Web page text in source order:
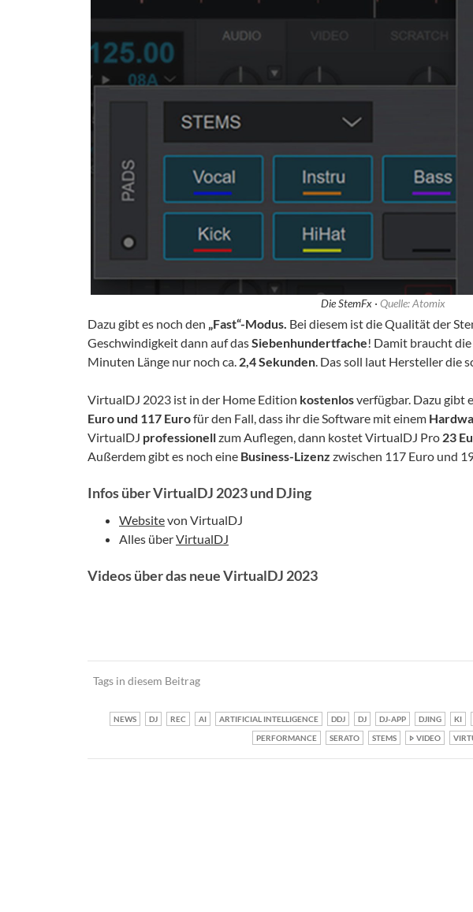
Die StemFx · Quelle: Atomix
Dazu gibt es noch den „Fast“-Modus. Bei diesem ist die Qualität der
Geschwindigkeit dann auf dasSiebenhundertfache! Damit braucht
Minuten Länge nur noch ca. 2,4 Sekunden. Das soll laut Hersteller die
VirtualDJ 2023 ist in der Home Edition kostenlosverfügbar. Dazu gibt
Euro und 117 Eurofür den Fall, dass ihr die Software mit einem
VirtualDJ professionellzum Auflegen, dann kostet VirtualDJ Pro 23
Außerdem gibt es noch eine Business-Lizenz zwischen 117 Euro und
Infos über VirtualDJ 2023 und DJing
Websitevon VirtualDJ
Alles überVirtualDJ
Videos über das neue VirtualDJ 2023
Tags in diesem Beitrag
NEWS DJ REC AI ARTIFICIAL INTELLIGENCE DDJ DJ DJ-APP DJING KI
PERFORMANCE
SERATO STEMS VIDEO